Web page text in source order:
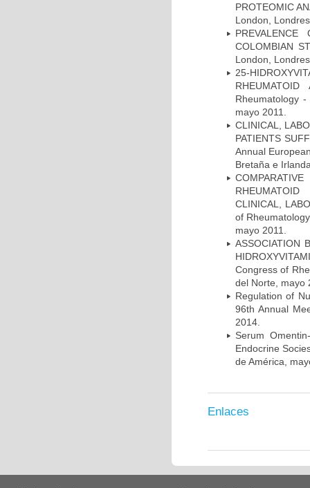
PROTEOMIC
London,
COLOMBIAN
London,
25-
Rheumatology
mayo 2011.
CLINICAL,
PATIENTS
Annual
Bretaña e
CLINICAL,
of
mayo 2011.
ASSOCIATION
Congress of
del Norte, mayo
Regulation of
96th Annual
2014.
Serum
Endocrine
de América,
Enlaces